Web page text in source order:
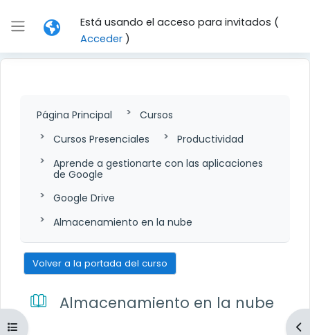
Panel lateral
Está usando el acceso para invitados (
Acceder)
Abrir índice del curso
Página Principal
Cursos
Cursos Presenciales
Productividad
Aprende a gestionarte con las aplicaciones
de Google
Google Drive
Almacenamiento en la nube
Volver a la portada del curso
Almacenamiento en la nube